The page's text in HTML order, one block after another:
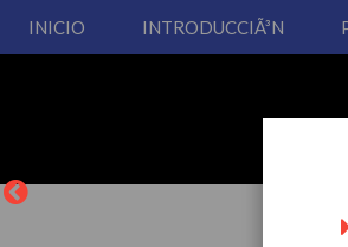
INICIO INTRODUCCIÃ³N